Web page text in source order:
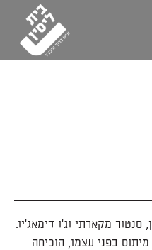
סנטור מקארתי וג'ו דימאג'יו.
בפני עצמו, הוכיחה